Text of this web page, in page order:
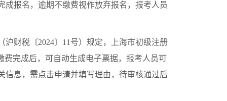
报名，逾期不缴费视作放弃报名，报考人员
财税〔2024〕11号）规定，上海市初级注册
费完成后，可自动生成电子票据，报考人员可
信息，需点击申请并填写理由，待审核通过后